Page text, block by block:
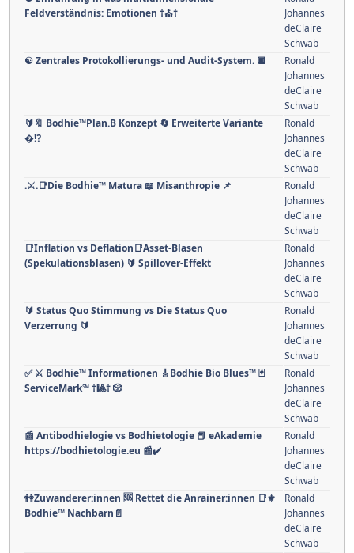
Feldverständnis: Emotionen †⛪†
Johannes
deClaire
Schwab
☯️ Zentrales Protokollierungs- und Audit-System. 🔲
Ronald
Johannes
deClaire
Schwab
🔰🔖 Bodhie™Plan.B Konzept 🔄 Erweiterte Variante
�⁉️
Ronald
Johannes
deClaire
Schwab
.⚔.📑Die Bodhie™ Matura 📖 Misanthropie 📌
Ronald
Johannes
deClaire
Schwab
📑Inflation vs Deflation📑Asset-Blasen
(Spekulationsblasen) 🔰 Spillover-Effekt
Ronald
Johannes
deClaire
Schwab
🔰 Status Quo Stimmung vs Die Status Quo
Verzerrung 🔰
Ronald
Johannes
deClaire
Schwab
✅ ⚔ Bodhie™ Informationen 🎸Bodhie Bio Blues™ 🃏
ServiceMark℠ †🎱† 🎲
Ronald
Johannes
deClaire
Schwab
📰 Antibodhielogie vs Bodhietologie 📕 eAkademie
https://bodhietologie.eu 📰✔️
Ronald
Johannes
deClaire
Schwab
👫Zuwanderer:innen 🆘 Rettet die Anrainer:innen 📑⚜
Bodhie™ Nachbarn📄
Ronald
Johannes
deClaire
Schwab